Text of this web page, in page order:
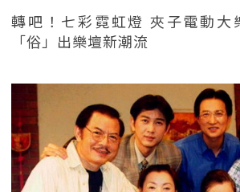
轉吧！七彩霓虹燈 夾子電動大
「俗」出樂壇新潮流